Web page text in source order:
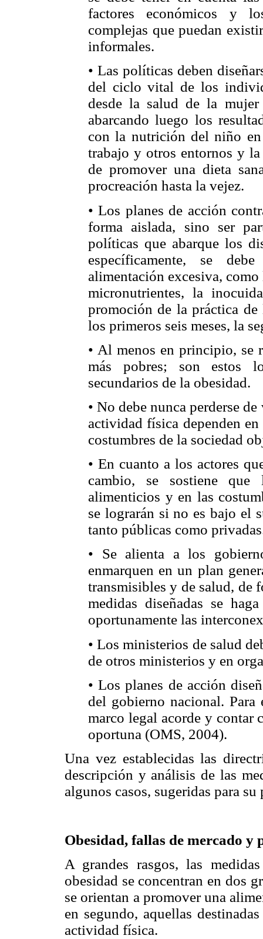
factores económicos y
complejas que puedan
informales.
• Las políticas deben
del ciclo vital de los
desde la salud de la
abarcando luego los
con la nutrición del niño
trabajo y otros entornos y la
de promover una dieta
procreación hasta la vejez.
• Los planes de acción
forma aislada, sino ser
políticas que abarque los
específicamente, se
alimentación excesiva,
micronutrientes, la
promoción de la práctica
los primeros seis meses, la
• Al menos en principio, se
más pobres; son estos
secundarios de la obesidad.
• No debe nunca perderse
actividad física dependen
costumbres de la sociedad
• En cuanto a los actores
cambio, se sostiene que
alimenticios y en las
se lograrán si no es bajo el
tanto públicas como
• Se alienta a los
enmarquen en un plan
transmisibles y de salud, de
medidas diseñadas se
oportunamente las
• Los ministerios de salud
de otros ministerios y en
• Los planes de acción
del gobierno nacional. Para
marco legal acorde y contar
oportuna (OMS, 2004).
Una vez establecidas las
descripción y análisis de las
algunos casos, sugeridas para
Obesidad, fallas de mercado y
A grandes rasgos, las
obesidad se concentran en dos
se orientan a promover una
en segundo, aquellas
actividad física.